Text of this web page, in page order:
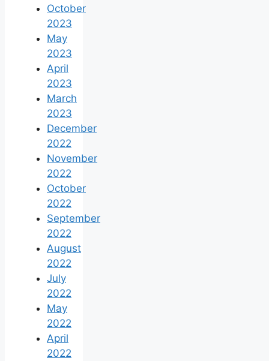
October
2023
May
2023
April
2023
March
2023
December
2022
November
2022
October
2022
September
2022
August
2022
July
2022
May
2022
April
2022